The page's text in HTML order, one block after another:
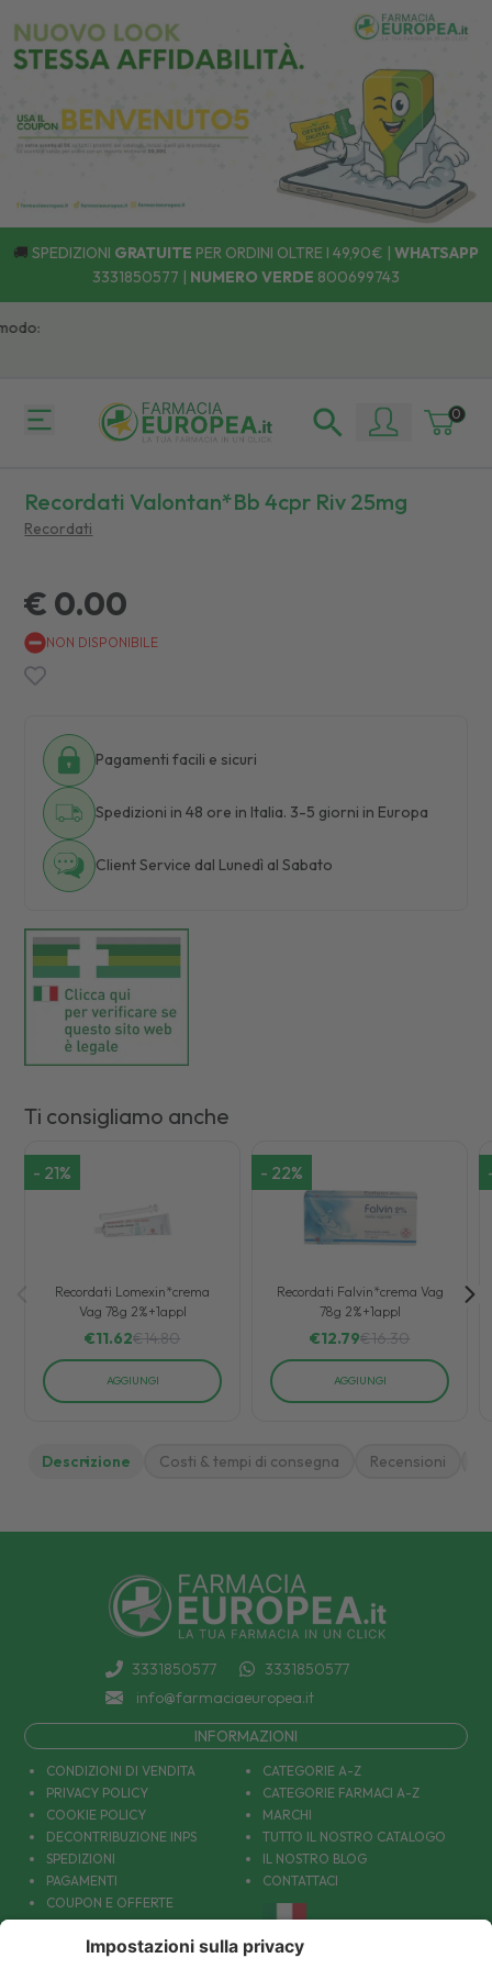
🚚 SPEDIZIONI GRATUITE PER ORDINI OLTRE I 49,90€ | WHATSAPP
3331850577 | NUMERO VERDE 800699743
0
Recordati Valontan*bb 4cpr Riv 25mg
Recordati
€ 0.00
NON DISPONIBILE
Pagamenti facili e sicuri
Spedizioni in 48 ore in Italia. 3-5 giorni in Europa
Client Service dal Lunedì al Sabato
Ti consigliamo anche
- 21%
Recordati Lomexin*crema
Vag 78g 2%+1appl
€11.62€14.80
AGGIUNGI
- 22%
Recordati Falvin*crema Vag
78g 2%+1appl
€12.79€16.30
AGGIUNGI
Descrizione Costi & tempi di consegna Recensioni
3331850577
3331850577
info@farmaciaeuropea.it
INFORMAZIONI
CONDIZIONI DI VENDITA
PRIVACY POLICY
COOKIE POLICY
DECONTRIBUZIONE INPS
SPEDIZIONI
PAGAMENTI
COUPON E OFFERTE
PATOLOGIE: CAUSE E RIMEDI
CATEGORIE A-Z
CATEGORIE FARMACI A-Z
MARCHI
TUTTO IL NOSTRO CATALOGO
IL NOSTRO BLOG
CONTATTACI